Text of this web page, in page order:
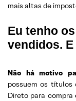
mais altas de
Eu tenho
vendidos.
Não há motivo
possuem os títulos
Direto para compra